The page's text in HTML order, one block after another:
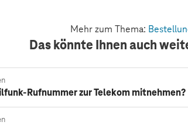
Mehr zum Thema:
Das könnte Ihnen auch
Rufnummer zur Telekom mitnehmen?